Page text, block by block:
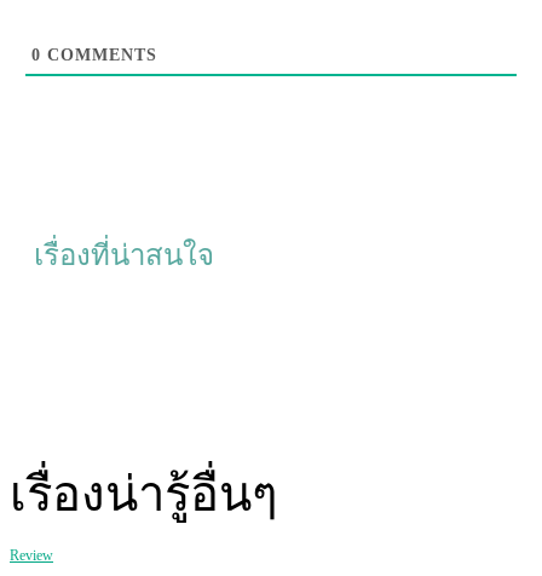
0 COMMENTS
เรื่องที่น่าสนใจ
เรื่องน่ารู้อื่นๆ
Review